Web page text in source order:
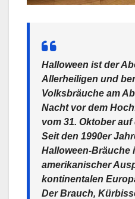
Halloween ist der
Allerheiligen und
Volksbräuche am
Nacht vor dem
vom 31. Oktober auf
Seit den 1990er
Halloween-Bräuche
amerikanischer
kontinentalen
Der Brauch,